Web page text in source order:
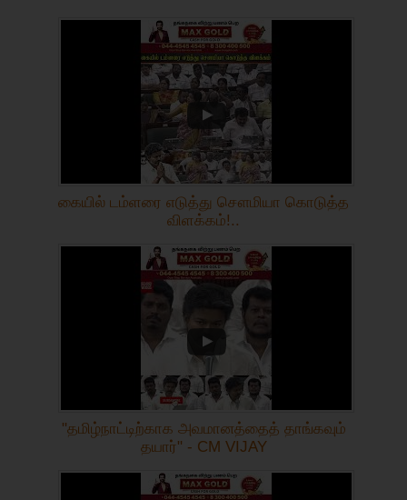
கையில் டம்ளரை எடுத்து சௌமியா கொடுத்த
விளக்கம்!..
"தமிழ்நாட்டிற்காக அவமானத்தைத் தாங்கவும்
தயார்" - CM VIJAY